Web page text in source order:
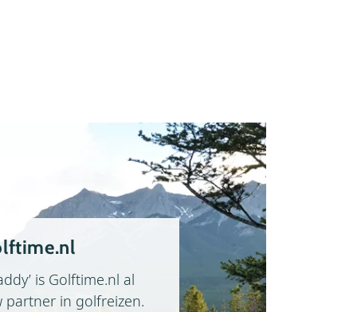
is Golftime.nl al
partner in golfreizen.